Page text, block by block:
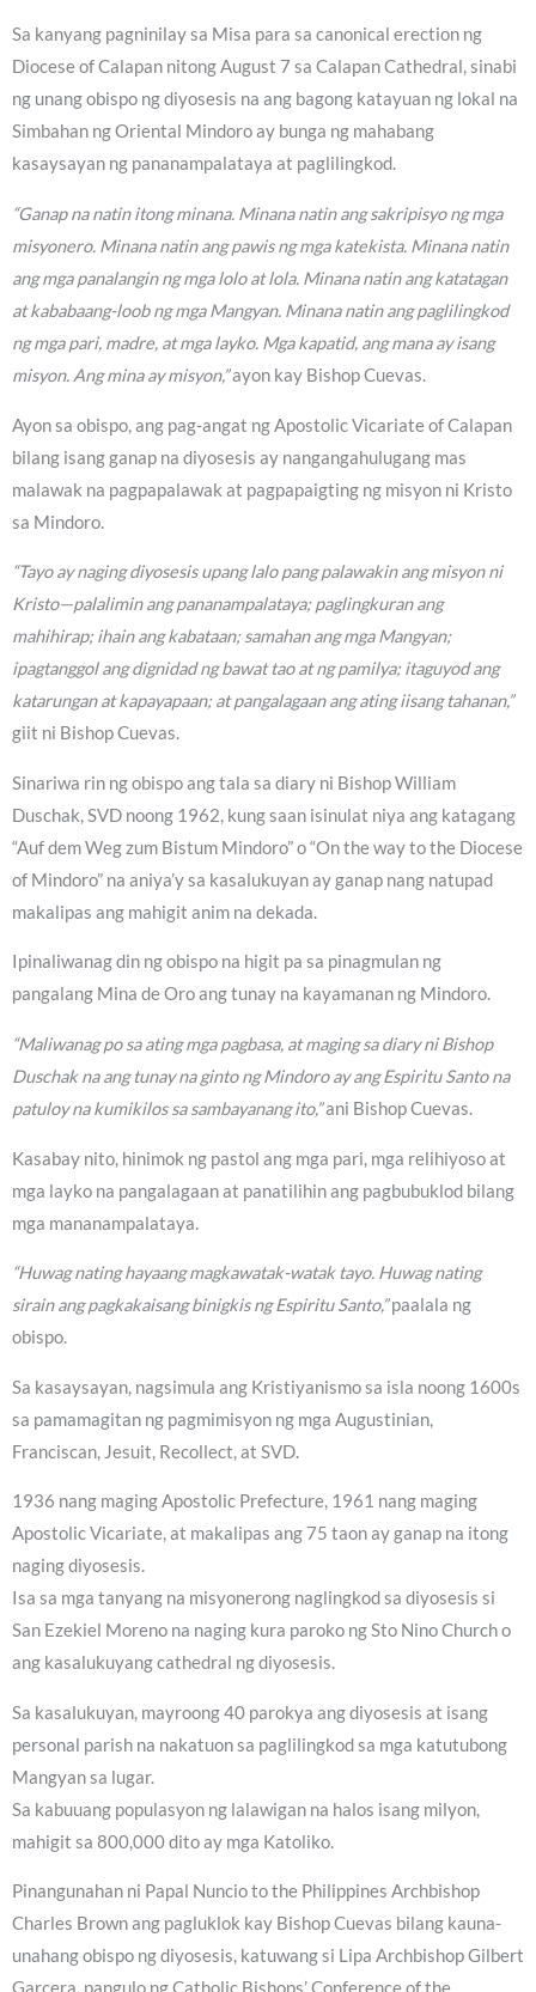
Sa kanyang pagninilay sa Misa para sa canonical erection ng
Diocese of Calapan nitong August 7 sa Calapan Cathedral, sinabi
ng unang obispo ng diyosesis na ang bagong katayuan ng lokal na
Simbahan ng Oriental Mindoro ay bunga ng mahabang
kasaysayan ng pananampalataya at paglilingkod.
“Ganap na natin itong minana. Minana natin ang sakripisyo ng mga
misyonero. Minana natin ang pawis ng mga katekista. Minana natin
ang mga panalangin ng mga lolo at lola. Minana natin ang katatagan
at kababaang-loob ng mga Mangyan. Minana natin ang paglilingkod
ng mga pari, madre, at mga layko. Mga kapatid, ang mana ay isang
misyon. Ang mina ay misyon,”ayon kay Bishop Cuevas.
Ayon sa obispo, ang pag-angat ng Apostolic Vicariate of Calapan
bilang isang ganap na diyosesis ay nangangahulugang mas
malawak na pagpapalawak at pagpapaigting ng misyon ni Kristo
sa Mindoro.
“Tayo ay naging diyosesis upang lalo pang palawakin ang misyon ni
Kristo—palalimin ang pananampalataya; paglingkuran ang
mahihirap; ihain ang kabataan; samahan ang mga Mangyan;
ipagtanggol ang dignidad ng bawat tao at ng pamilya; itaguyod ang
katarungan at kapayapaan; at pangalagaan ang ating iisang tahanan,”
giit ni Bishop Cuevas.
Sinariwa rin ng obispo ang tala sa diary ni Bishop William
Duschak, SVD noong 1962, kung saan isinulat niya ang katagang
“Auf dem Weg zum Bistum Mindoro” o “On the way to the Diocese
of Mindoro” na aniya’y sa kasalukuyan ay ganap nang natupad
makalipas ang mahigit anim na dekada.
Ipinaliwanag din ng obispo na higit pa sa pinagmulan ng
pangalang Mina de Oro ang tunay na kayamanan ng Mindoro.
“Maliwanag po sa ating mga pagbasa, at maging sa diary ni Bishop
Duschak na ang tunay na ginto ng Mindoro ay ang Espiritu Santo na
patuloy na kumikilos sa sambayanang ito,”ani Bishop Cuevas.
Kasabay nito, hinimok ng pastol ang mga pari, mga relihiyoso at
mga layko na pangalagaan at panatilihin ang pagbubuklod bilang
mga mananampalataya.
“Huwag nating hayaang magkawatak-watak tayo. Huwag nating
sirain ang pagkakaisang binigkis ng Espiritu Santo,”paalala ng
obispo.
Sa kasaysayan, nagsimula ang Kristiyanismo sa isla noong 1600s
sa pamamagitan ng pagmimisyon ng mga Augustinian,
Franciscan, Jesuit, Recollect, at SVD.
1936 nang maging Apostolic Prefecture, 1961 nang maging
Apostolic Vicariate, at makalipas ang 75 taon ay ganap na itong
naging diyosesis.
Isa sa mga tanyang na misyonerong naglingkod sa diyosesis si
San Ezekiel Moreno na naging kura paroko ng Sto Nino Church o
ang kasalukuyang cathedral ng diyosesis.
Sa kasalukuyan, mayroong 40 parokya ang diyosesis at isang
personal parish na nakatuon sa paglilingkod sa mga katutubong
Mangyan sa lugar.
Sa kabuuang populasyon ng lalawigan na halos isang milyon,
mahigit sa 800,000 dito ay mga Katoliko.
Pinangunahan ni Papal Nuncio to the Philippines Archbishop
Charles Brown ang pagluklok kay Bishop Cuevas bilang kauna-
unahang obispo ng diyosesis, katuwang si Lipa Archbishop Gilbert